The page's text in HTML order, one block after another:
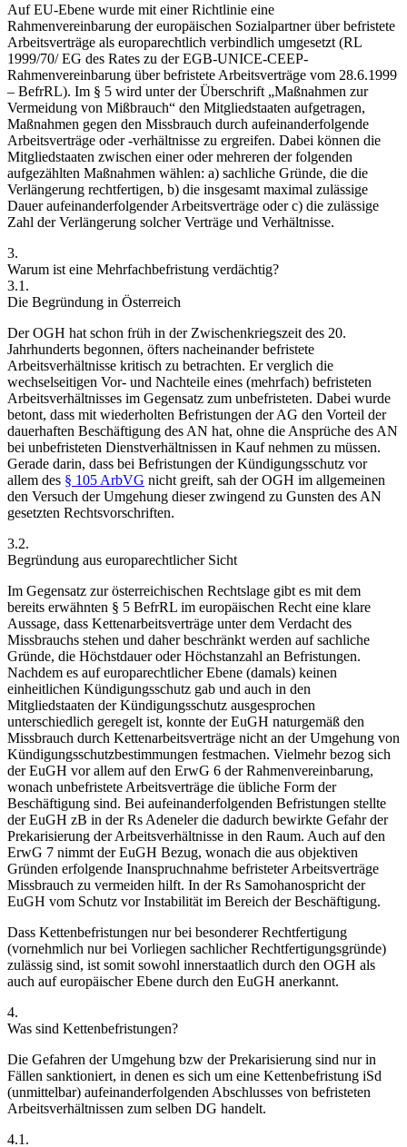
Auf EU-Ebene wurde mit einer Richtlinie eine
Rahmenvereinbarung der europäischen Sozialpartner über befristete
Arbeitsverträge als europarechtlich verbindlich umgesetzt (RL
1999/70/ EG des Rates zu der EGB-UNICE-CEEP-
Rahmenvereinbarung über befristete Arbeitsverträge vom 28.6.1999
– BefrRL). Im § 5 wird unter der Überschrift „Maßnahmen zur
Vermeidung von Mißbrauch“ den Mitgliedstaaten aufgetragen,
Maßnahmen gegen den Missbrauch durch aufeinanderfolgende
Arbeitsverträge oder -verhältnisse zu ergreifen. Dabei können die
Mitgliedstaaten zwischen einer oder mehreren der folgenden
aufgezählten Maßnahmen wählen: a) sachliche Gründe, die die
Verlängerung rechtfertigen, b) die insgesamt maximal zulässige
Dauer aufeinanderfolgender Arbeitsverträge oder c) die zulässige
Zahl der Verlängerung solcher Verträge und Verhältnisse.
3.
Warum ist eine Mehrfachbefristung verdächtig?
3.1.
Die Begründung in Österreich
Der OGH hat schon früh in der Zwischenkriegszeit des 20.
Jahrhunderts begonnen, öfters nacheinander befristete
Arbeitsverhältnisse kritisch zu betrachten. Er verglich die
wechselseitigen Vor- und Nachteile eines (mehrfach) befristeten
Arbeitsverhältnisses im Gegensatz zum unbefristeten. Dabei wurde
betont, dass mit wiederholten Befristungen der AG den Vorteil der
dauerhaften Beschäftigung des AN hat, ohne die Ansprüche des AN
bei unbefristeten Dienstverhältnissen in Kauf nehmen zu müssen.
Gerade darin, dass bei Befristungen der Kündigungsschutz vor
allem des § 105 ArbVG nicht greift, sah der OGH im allgemeinen
den Versuch der Umgehung dieser zwingend zu Gunsten des AN
gesetzten Rechtsvorschriften.
3.2.
Begründung aus europarechtlicher Sicht
Im Gegensatz zur österreichischen Rechtslage gibt es mit dem
bereits erwähnten § 5 BefrRL im europäischen Recht eine klare
Aussage, dass Kettenarbeitsverträge unter dem Verdacht des
Missbrauchs stehen und daher beschränkt werden auf sachliche
Gründe, die Höchstdauer oder Höchstanzahl an Befristungen.
Nachdem es auf europarechtlicher Ebene (damals) keinen
einheitlichen Kündigungsschutz gab und auch in den
Mitgliedstaaten der Kündigungsschutz ausgesprochen
unterschiedlich geregelt ist, konnte der EuGH naturgemäß den
Missbrauch durch Kettenarbeitsverträge nicht an der Umgehung von
Kündigungsschutzbestimmungen festmachen. Vielmehr bezog sich
der EuGH vor allem auf den ErwG 6 der Rahmenvereinbarung,
wonach unbefristete Arbeitsverträge die übliche Form der
Beschäftigung sind. Bei aufeinanderfolgenden Befristungen stellte
der EuGH zB in der Rs Adenelerdie dadurch bewirkte Gefahr der
Prekarisierung der Arbeitsverhältnisse in den Raum. Auch auf den
ErwG 7 nimmt der EuGH Bezug, wonach die aus objektiven
Gründen erfolgende Inanspruchnahme befristeter Arbeitsverträge
Missbrauch zu vermeiden hilft. In der Rs Samohanospricht der
EuGH vom Schutz vor Instabilität im Bereich der Beschäftigung.
Dass Kettenbefristungen nur bei besonderer Rechtfertigung
(vornehmlich nur bei Vorliegen sachlicher Rechtfertigungsgründe)
zulässig sind, ist somit sowohl innerstaatlich durch den OGH als
auch auf europäischer Ebene durch den EuGH anerkannt.
4.
Was sind Kettenbefristungen?
Die Gefahren der Umgehung bzw der Prekarisierung sind nur in
Fällen sanktioniert, in denen es sich um eine Kettenbefristung iSd
(unmittelbar) aufeinanderfolgenden Abschlusses von befristeten
Arbeitsverhältnissen zum selben DG handelt.
4.1.